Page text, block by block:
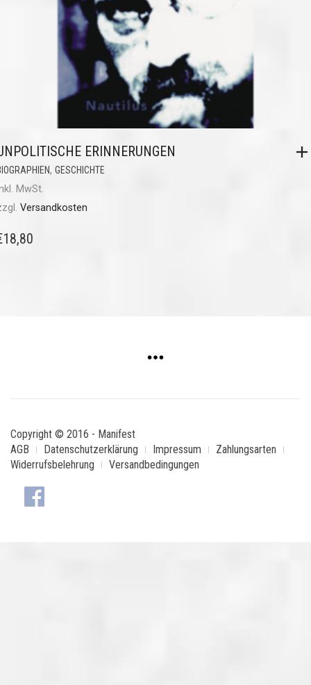
ERINNERUNGEN
, GESCHICHTE
MwSt.
Versandkosten
18,80
Copyright © 2016 - Manifest
AGB
Datenschutzerklärung Impressum
Zahlungsarten
Widerrufsbelehrung
Versandbedingungen